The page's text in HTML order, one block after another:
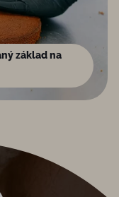
základ na